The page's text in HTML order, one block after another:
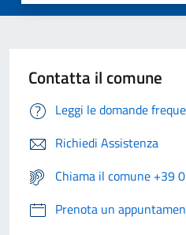
Contatta il comune
Leggi le domande
Richiedi Assistenza
Chiama il comune +39
Prenota un